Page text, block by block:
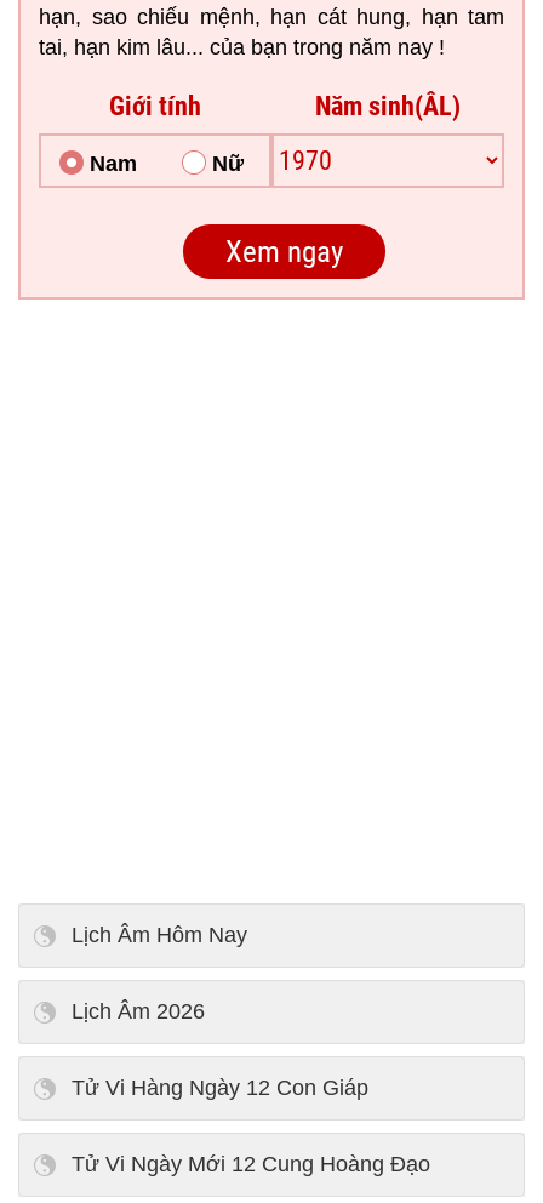
hạn, sao chiếu mệnh, hạn cát hung, hạn tam
tai, hạn kim lâu... của bạn trong năm nay !
Giới tính
Nam Nữ
Năm sinh(ÂL)
Lịch Âm Hôm Nay
Lịch Âm 2026
Tử Vi Hàng Ngày 12 Con Giáp
Tử Vi Ngày Mới 12 Cung Hoàng Đạo